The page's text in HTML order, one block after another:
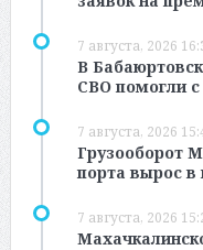
7 августа, 2026
В
СВО помогли
7 августа, 2026
Грузооборот
порта вырос в
7 августа, 2026